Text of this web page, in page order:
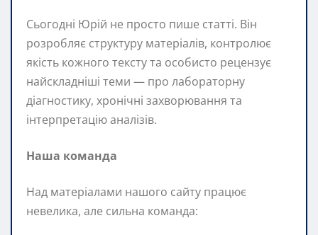
Сьогодні Юрій не просто пише статті. Він
розробляє структуру матеріалів, контролює
якість кожного тексту та особисто рецензує
найскладніші теми — про лабораторну
діагностику, хронічні захворювання та
інтерпретацію аналізів.
Наша команда
Над матеріалами нашого сайту працює
невелика, але сильна команда: